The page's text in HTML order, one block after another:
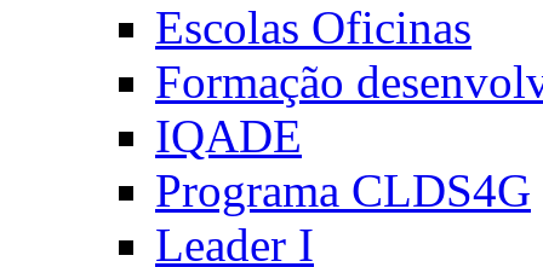
Escolas Oficinas
Formação
IQADE
Programa CLDS4G
Leader I